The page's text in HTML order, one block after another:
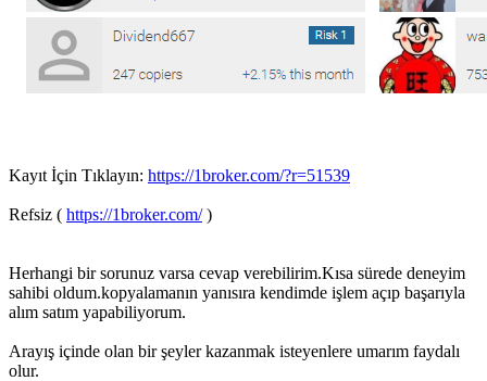
Kayıt İçin Tıklayın: https://1broker.com/?r=51539
Refsiz ( https://1broker.com/)
Herhangi bir sorunuz varsa cevap verebilirim.Kısa sürede deneyim
sahibi oldum.kopyalamanın yanısıra kendimde işlem açıp başarıyla
alım satım yapabiliyorum.
Arayış içinde olan bir şeyler kazanmak isteyenlere umarım faydalı
olur.